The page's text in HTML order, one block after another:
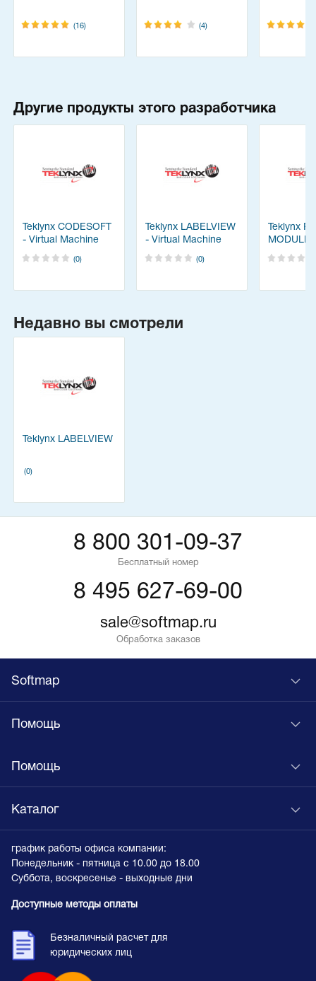
(16) (4)
Другие продукты этого разработчика
Teklynx CODESOFT
- Virtual Machine
(0)
Teklynx LABELVIEW
- Virtual Machine
(0)
Teklynx
MODULE
Недавно вы смотрели
Teklynx LABELVIEW
(0)
8 800 301-09-37
Бесплатный номер
8 495 627-69-00
sale@softmap.ru
Обработка заказов
Softmap
Помощь
Помощь
Каталог
график работы офиса компании:
Понедельник - пятница с 10.00 до 18.00
Суббота, воскресенье - выходные дни
Доступные методы оплаты
Безналичный расчет для
юридических лиц